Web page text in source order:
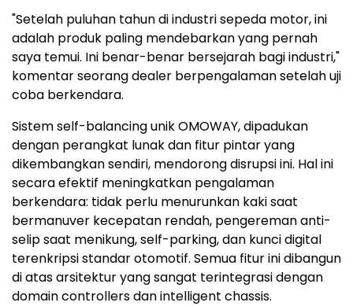
"Setelah puluhan tahun di industri sepeda motor, ini
adalah produk paling mendebarkan yang pernah
saya temui. Ini benar-benar bersejarah bagi industri,"
komentar seorang dealer berpengalaman setelah uji
coba berkendara.
Sistem self-balancing unik OMOWAY, dipadukan
dengan perangkat lunak dan fitur pintar yang
dikembangkan sendiri, mendorong disrupsi ini. Hal ini
secara efektif meningkatkan pengalaman
berkendara: tidak perlu menurunkan kaki saat
bermanuver kecepatan rendah, pengereman anti-
selip saat menikung, self-parking, dan kunci digital
terenkripsi standar otomotif. Semua fitur ini dibangun
di atas arsitektur yang sangat terintegrasi dengan
domain controllers dan intelligent chassis.